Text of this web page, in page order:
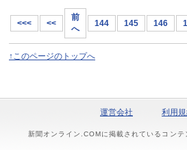
<<< <<
前
へ
144 145 146
↑このページのトップへ
運営会社 利用
新聞オンライン.COMに掲載されているコン